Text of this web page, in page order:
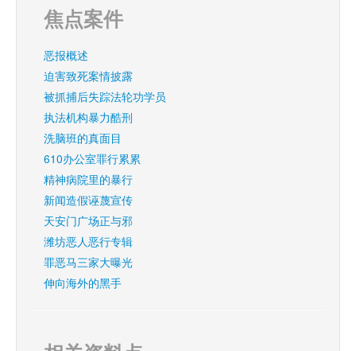
焦点案件
恶报概述
迫害致死案情披露
被抓捕后失踪法轮功学员
执法机构暴力酷刑
洗脑班的真面目
610办公室罪行累累
精神病院里的暴行
新闻造假诬蔑宣传
天安门广场正与邪
潍坊恶人恶行专辑
罪恶马三家大曝光
伸向海外的黑手